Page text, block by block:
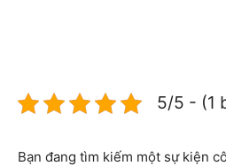
5/5 - (1
Bạn đang tìm kiếm một sự kiện